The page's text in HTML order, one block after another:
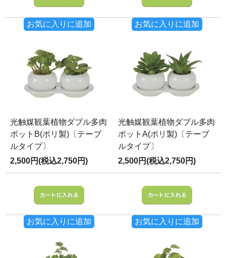
お気に入りに追加 お気に入りに追加
光触媒観葉植物ダブル多肉
ポットB(ポリ製)〔テーブ
ルタイプ〕
2,500円(税込2,750円)
お気に入りに追加
光触媒観葉植物ダブル多肉
ポットA(ポリ製)〔テーブ
ルタイプ〕
2,500円(税込2,750円)
お気に入りに追加